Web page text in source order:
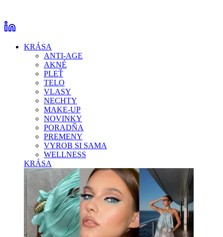
KRÁSA
ANTI-AGE
AKNÉ
PLEŤ
TELO
VLASY
NECHTY
MAKE-UP
NOVINKY
PORADŇA
PREMENY
VYROB SI SAMA
WELLNESS
KRÁSA